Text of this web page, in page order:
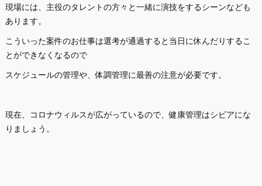
現場には、主役のタレントの方々と一緒に演技をするシーンなども
あります。
こういった案件のお仕事は選考が通過すると当日に休んだりするこ
とができなくなるので
スケジュールの管理や、体調管理に最善の注意が必要です。
現在、コロナウィルスが広がっているので、健康管理はシビアにな
りましょう。